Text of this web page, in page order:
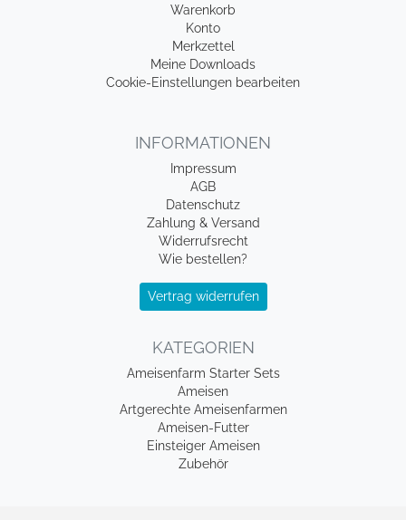
Warenkorb
Konto
Merkzettel
Meine Downloads
Cookie-Einstellungen bearbeiten
INFORMATIONEN
Impressum
AGB
Datenschutz
Zahlung & Versand
Widerrufsrecht
Wie bestellen?
Vertrag widerrufen
KATEGORIEN
Ameisenfarm Starter Sets
Ameisen
Artgerechte Ameisenfarmen
Ameisen-Futter
Einsteiger Ameisen
Zubehör